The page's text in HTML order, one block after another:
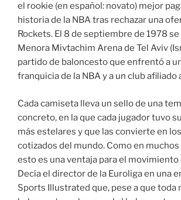
el rookie (en español: novato) mejor
historia de la NBA tras rechazar una
Rockets. El 8 de septiembre de 1978
Menora Mivtachim Arena de Tel Aviv
partido de baloncesto que enfrentó a
franquicia de la NBA y a un club afiliado
Cada camiseta lleva un sello de una
concreto, en la que cada jugador tuvo
más estelares y que las convierte en
cotizados del mundo. Como en
esto es una ventaja para el movimiento
Decía el director de la Euroliga en una
Sports Illustrated que, pese a que toda